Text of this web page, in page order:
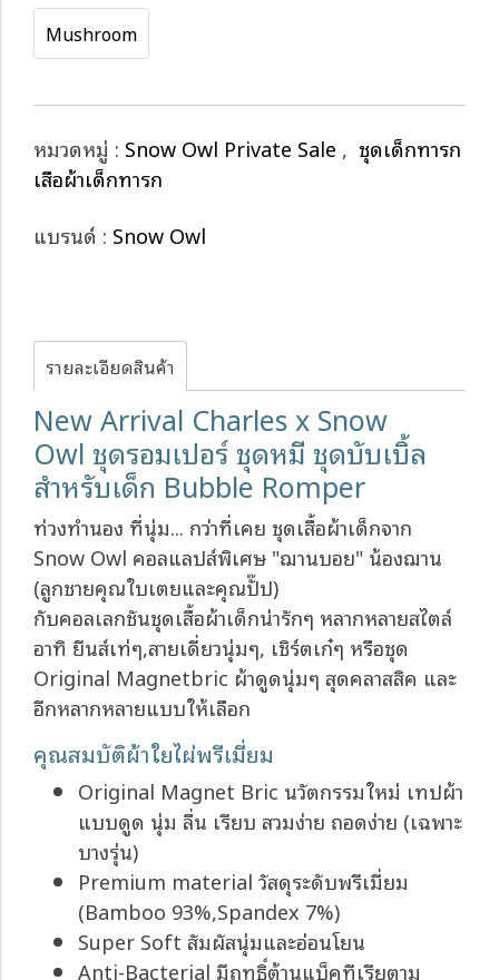
Mushroom
หมวดหมู่ : Snow Owl Private Sale , ชุดเด็กทารก
เสื้อผ้าเด็กทารก
แบรนด์ : Snow Owl
รายละเอียดสินค้า
New Arrival Charles x Snow
Owl ชุดรอมเปอร์ ชุดหมี ชุดบับเบิ้ล
สำหรับเด็ก Bubble Romper
ท่วงทำนอง ที่นุ่ม... กว่าที่เคย ชุดเสื้อผ้าเด็กจาก
Snow Owl คอลแลปส์พิเศษ "ฌานบอย" น้องฌาน
(ลูกชายคุณใบเตยและคุณปั๊ป)
กับคอลเลกชันชุดเสื้อผ้าเด็กน่ารักๆ หลากหลายสไตล์
อาทิ ยีนส์เท่ๆ,สายเดี่ยวนุ่มๆ, เชิร์ตเก๋ๆ หรือชุด
Original Magnetbric ผ้าดูดนุ่มๆ สุดคลาสสิค และ
อีกหลากหลายแบบให้เลือก
คุณสมบัติผ้าใยไผ่พรีเมี่ยม
Original Magnet Bric นวัตกรรมใหม่ เทปผ้า
แบบดูด นุ่ม ลื่น เรียบ สวมง่าย ถอดง่าย (เฉพาะ
บางรุ่น)
Premium material วัสดุระดับพรีเมี่ยม
(Bamboo 93%,Spandex 7%)
Super Soft สัมผัสนุ่มและอ่อนโยน
Anti-Bacterial มีฤทธิ์ต้านแบ็คทีเรียตาม